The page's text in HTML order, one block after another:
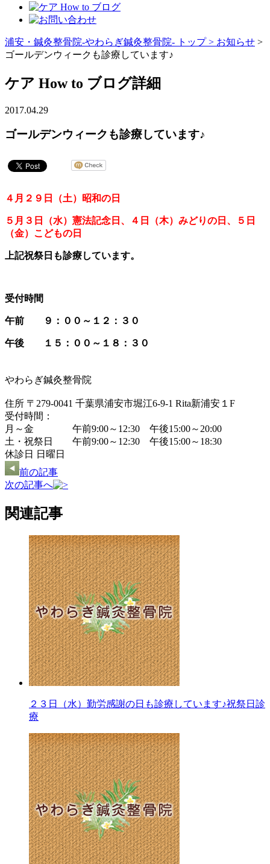
浦安・鍼灸整骨院-やわらぎ鍼灸整骨院- トップ > お知らせ >
ゴールデンウィークも診療しています♪
ケア How to ブログ詳細
2017.04.29
ゴールデンウィークも診療しています♪
４月２９日（土）昭和の日
５月３日（水）憲法記念日、
４日（木）みどりの日、５日
（金）こどもの日
上記祝祭日も診療しています。
受付時間
午前 ９：００～１２：３０
午後 １５：００～１８：３０
やわらぎ鍼灸整骨院
住所 〒279-0041 千葉県浦安市堀江6-9-1 Rita新浦安１F
受付時間：
月～金 午前9:00～12:30 午後15:00～20:00
土・祝祭日 午前9:00～12:30 午後15:00～18:30
休診日 日曜日
前の記事
次の記事へ
関連記事
２３日（水）勤労感謝の日も診療しています♪祝祭日診
療